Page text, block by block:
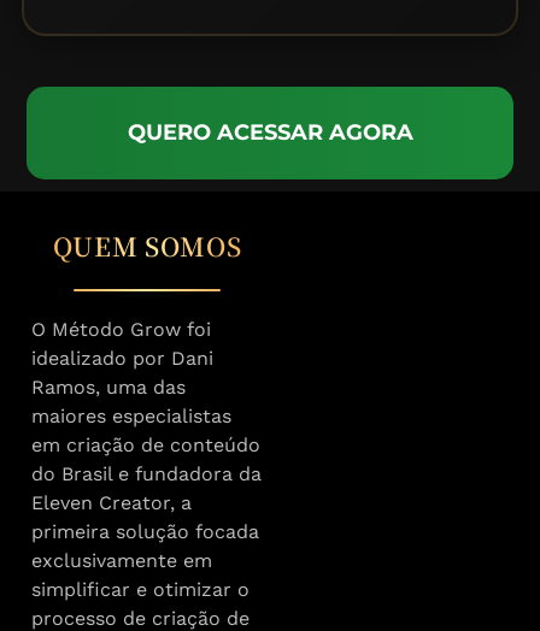
QUERO ACESSAR AGORA
QUEM SOMOS
O Método Grow foi
idealizado por Dani
Ramos, uma das
maiores especialistas
em criação de conteúdo
do Brasil e fundadora da
Eleven Creator, a
primeira solução focada
exclusivamente em
simplificar e otimizar o
processo de criação de